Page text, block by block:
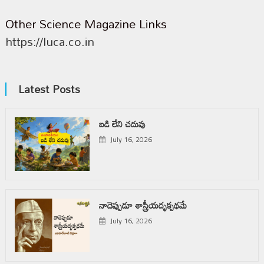
Other Science Magazine Links
https://luca.co.in
Latest Posts
బడి లేని చదువు
July 16, 2026
నాదెప్పుడూ శాస్త్రీయదృక్పథమే
July 16, 2026